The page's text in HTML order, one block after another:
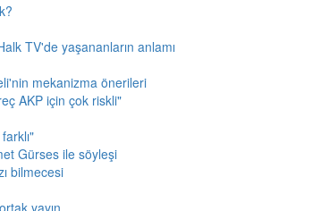
TV'de yaşananların anlamı
mekanizma önerileri
AKP için çok riskli"
Gürses ile söyleşi
bilmecesi
yayın